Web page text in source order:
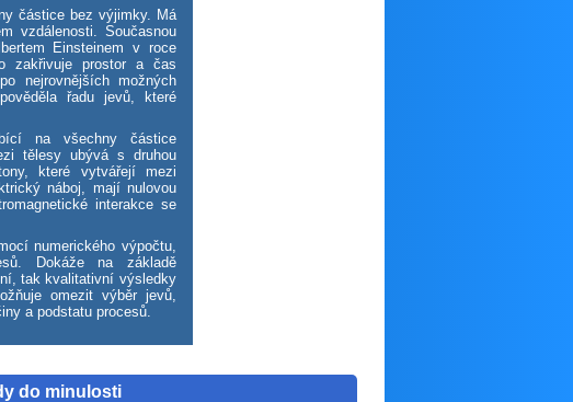
částice bez výjimky. Má
vzdálenosti. Současnou
Einsteinem v roce
zakřivuje prostor a čas
nejrovnějších možných
řadu jevů, které
na všechny částice
tělesy ubývá s druhou
které vytvářejí mezi
náboj, mají nulovou
interakce se
numerického výpočtu,
Dokáže na základě
tak kvalitativní výsledky
omezit výběr jevů,
a podstatu procesů.
do minulosti